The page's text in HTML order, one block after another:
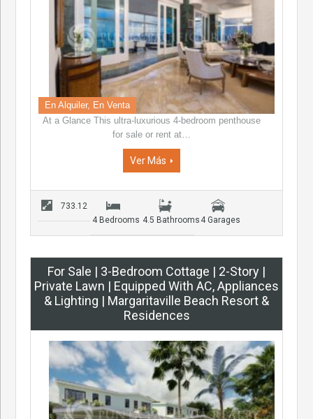
En Alquiler, En Venta
At a Glance This ultra-luxurious 4-bedroom penthouse
for sale or rent at…
Ver Más
733.12
4 Bedrooms 4.5 Bathrooms 4 Garages
For Sale | 3-Bedroom Cottage | 2-Story |
Private Lawn | Equipped With AC, Appliances
& Lighting | Margaritaville Beach Resort &
Residences